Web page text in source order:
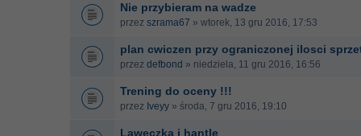
Nie przybieram na wadze
przez szrama67 » wtorek, 13 gru 2016, 17:53
plan cwiczen przy ograniczonej ilosci
przez defbond » niedziela, 11 gru 2016, 16:56
Trening do oceny !!!
przez Iveyy » środa, 7 gru 2016, 19:10
Laweczka i hantle